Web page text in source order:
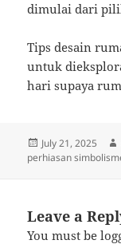
dimulai dari
Tips desain
untuk
hari supaya
Posted
on
July 21, 2025
perhiasan
Leave a
You must be